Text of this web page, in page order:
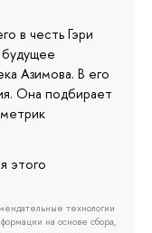
в честь Гэри
Азимова. В его
Она подбирает
этого
технологии
на основе сбора,